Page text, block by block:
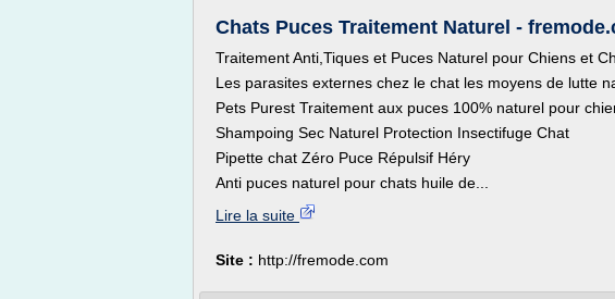
Chats Puces Traitement Naturel -
Traitement Anti,Tiques et Puces Naturel pour Chiens et
Les parasites externes chez le chat les moyens de lutte
Pets Purest Traitement aux puces 100% naturel pour
Shampoing Sec Naturel Protection Insectifuge Chat
Pipette chat Zéro Puce Répulsif Héry
Anti puces naturel pour chats huile de...
Lire la suite
Site : http://fremode.com